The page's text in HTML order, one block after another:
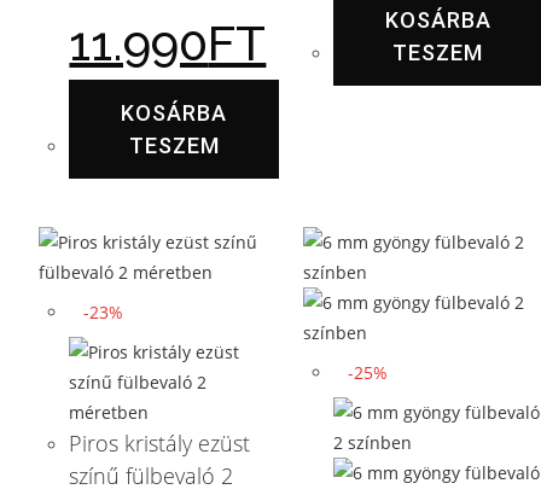
11.990FT
KOSÁRBA
TESZEM
KOSÁRBA
TESZEM
-23%
Piros kristály ezüst
színű fülbevaló 2
-25%